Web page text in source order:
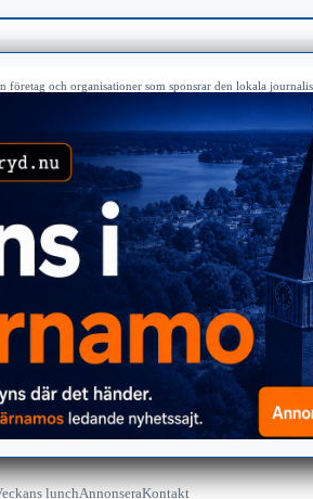
företag och organisationer som sponsrar den lokala
lunchAnnonseraKontakt